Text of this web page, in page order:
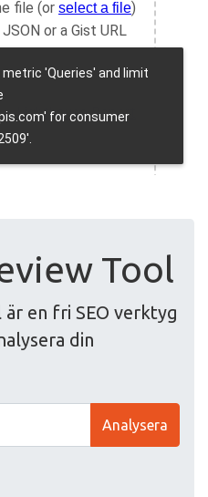
Tool
en fri SEO verktyg
din
Analysera